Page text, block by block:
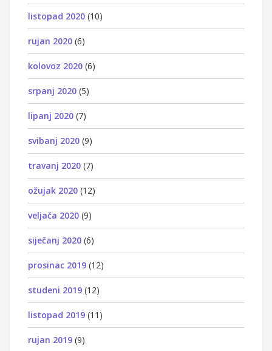
listopad 2020 (10)
rujan 2020 (6)
kolovoz 2020 (6)
srpanj 2020 (5)
lipanj 2020 (7)
svibanj 2020 (9)
travanj 2020 (7)
ožujak 2020 (12)
veljača 2020 (9)
siječanj 2020 (6)
prosinac 2019 (12)
studeni 2019 (12)
listopad 2019 (11)
rujan 2019 (9)